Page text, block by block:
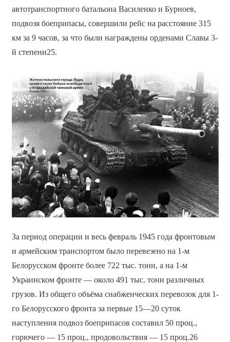
автотранспортного батальона Василенко и Бурноев,
подвозя боеприпасы, совершили рейс на расстояние 315
км за 9 часов, за что были награждены орденами Славы 3-
й степени25.
За период операции и весь февраль 1945 года фронтовым
и армейским транспортом было перевезено на 1-м
Белорусском фронте более 722 тыс. тонн, а на 1-м
Украинском фронте — около 491 тыс. тонн различных
грузов. Из общего объёма снабженческих перевозок для 1-
го Белорусского фронта за первые 15—20 суток
наступления подвоз боеприпасов составил 50 проц.,
горючего — 15 проц., продовольствия — 15 проц.26